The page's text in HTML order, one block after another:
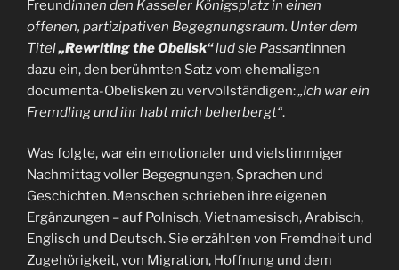
Freundinnen den Kasseler Königsplatz in einen
offenen, partizipativen Begegnungsraum. Unter dem
Titel„Rewriting the Obelisk“lud sie Passantinnen
dazu ein, den berühmten Satz vom ehemaligen
documenta-Obelisken zu vervollständigen:„Ich war ein
Fremdling und ihr habt mich beherbergt“.
Was folgte, war ein emotionaler und vielstimmiger
Nachmittag voller Begegnungen, Sprachen und
Geschichten. Menschen schrieben ihre eigenen
Ergänzungen – auf Polnisch, Vietnamesisch, Arabisch,
Englisch und Deutsch. Sie erzählten von Fremdheit und
Zugehörigkeit, von Migration, Hoffnung und dem